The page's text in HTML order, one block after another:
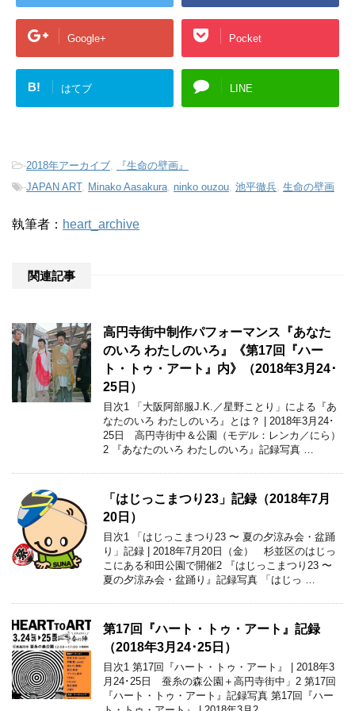
Google+ Pocket
B! はてブ LINE
-2018年アーカイブ
『生命の壁画』
-JAPAN ART, Minako Aasakura ninko ouzou 池平徹兵 生命の壁画
執筆者： heart_archive
関連記事
高円寺街中制作パフォーマンス『あなた
のいろ わたしのいろ』《第17回『ハー
ト・トゥ・アート』内》（2018年3月24･
25日）
目次1 「大阪阿部服J.K.／星野ことり」による『あ
なたのいろ わたしのいろ』とは？ | 2018年3月24･
25日 高円寺街中＆公園（モデル：レンカ／にら）
2 『あなたのいろ わたしのいろ』記録写真 …
「はじっこまつり23」記録（2018年7月
20日）
目次1 「はじっこまつり23 〜 夏の夕涼み会・盆踊
り」記録 | 2018年7月20日（金） 杉並区のはじっ
こにある和田公園で開催2 『はじっこまつり23 〜
夏の夕涼み会・盆踊り』記録写真 「はじっ …
第17回『ハート・トゥ・アート』記録
（2018年3月24･25日）
目次1 第17回『ハート・トゥ・アート』 | 2018年3
月24･25日 蚕糸の森公園＋高円寺街中」2 第17回
『ハート・トゥ・アート』記録写真 第17回『ハー